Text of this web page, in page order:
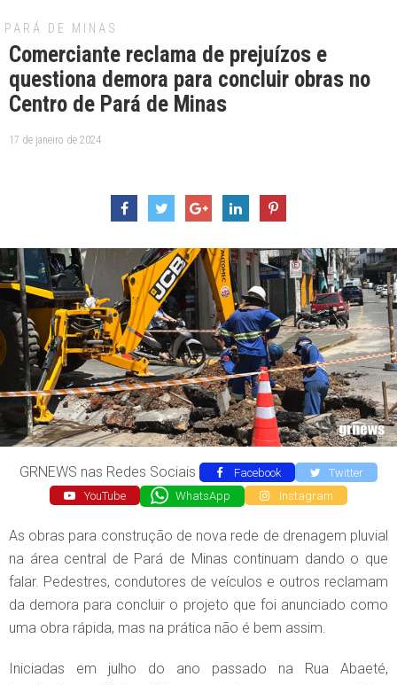
PARÁ DE MINAS
Comerciante reclama de prejuízos e
questiona demora para concluir obras no
Centro de Pará de Minas
17 de janeiro de 2024
GRNEWS nas Redes Sociais Facebook
Twitter
YouTube
WhatsApp Instagram
As obras para construção de nova rede de drenagem pluvial
na área central de Pará de Minas continuam dando o que
falar. Pedestres, condutores de veículos e outros reclamam
da demora para concluir o projeto que foi anunciado como
uma obra rápida, mas na prática não é bem assim.
Iniciadas em julho do ano passado na Rua Abaeté,